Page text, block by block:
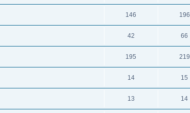
146 196
42 66
195 219
14 15
13 14